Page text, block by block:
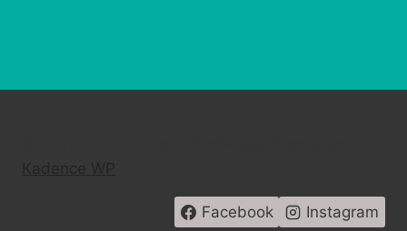
Facebook Instagram